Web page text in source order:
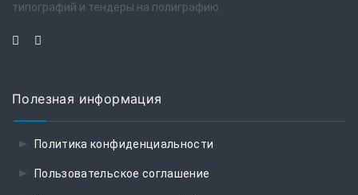
типографий и тендеры на полиграфию.
Полезная информация
Политика конфиденциальности
Пользовательское соглашение